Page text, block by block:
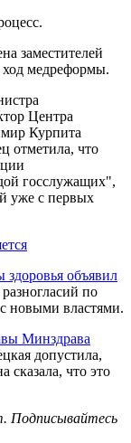
заместителей
ход медреформы.
Центра
Курпита
отметила, что
госслужащих",
уже с первых
здоровья объявил
по
новыми властями.
Минздрава
допустила,
сказала, что это
Подписывайтесь